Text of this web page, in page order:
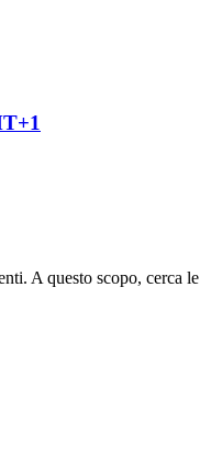
A questo scopo, cerca le